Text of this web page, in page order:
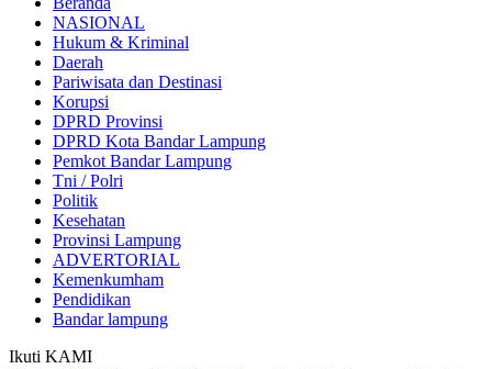
NASIONAL
Hukum & Kriminal
Daerah
Pariwisata dan Destinasi
Korupsi
DPRD Provinsi
DPRD Kota Bandar Lampung
Pemkot Bandar Lampung
Tni / Polri
Politik
Kesehatan
Provinsi Lampung
ADVERTORIAL
Kemenkumham
Pendidikan
Bandar lampung
Ikuti KAMI